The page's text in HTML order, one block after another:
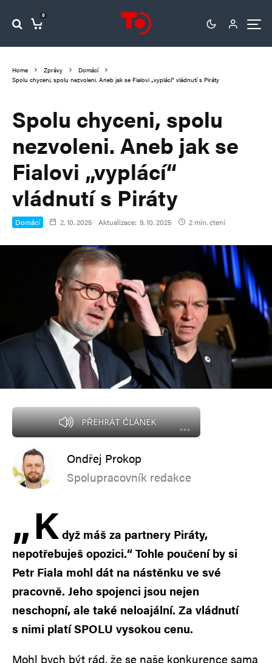
0
Home Zprávy
Domácí
Spolu chyceni, spolu nezvoleni. Aneb jak se Fialovi „vyplácí“ vládnutí s Piráty
Spolu chyceni, spolu
nezvoleni. Aneb jak se
Fialovi „vyplácí“
vládnutí s Piráty
Domácí 2. 10. 2025 Aktualizace: 9. 10. 2025 2 min. čtení
PŘEHRÁT ČLÁNEK
Ondřej Prokop
Spolupracovník redakce
„K dyž máš za partnery Piráty,
nepotřebuješ opozici.“ Tohle poučení by si
Petr Fiala mohl dát na nástěnku ve své
pracovně. Jeho spojenci jsou nejen
neschopní, ale také neloajální. Za vládnutí
s nimi platí SPOLU vysokou cenu.
Mohl bych být rád, že se naše konkurence sama